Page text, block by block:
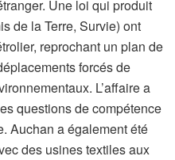
Une loi qui produit
de la Terre, Survie) ont
reprochant un plan de
forcés de
L’affaire a
questions de compétence
Auchan a également été
des usines textiles aux